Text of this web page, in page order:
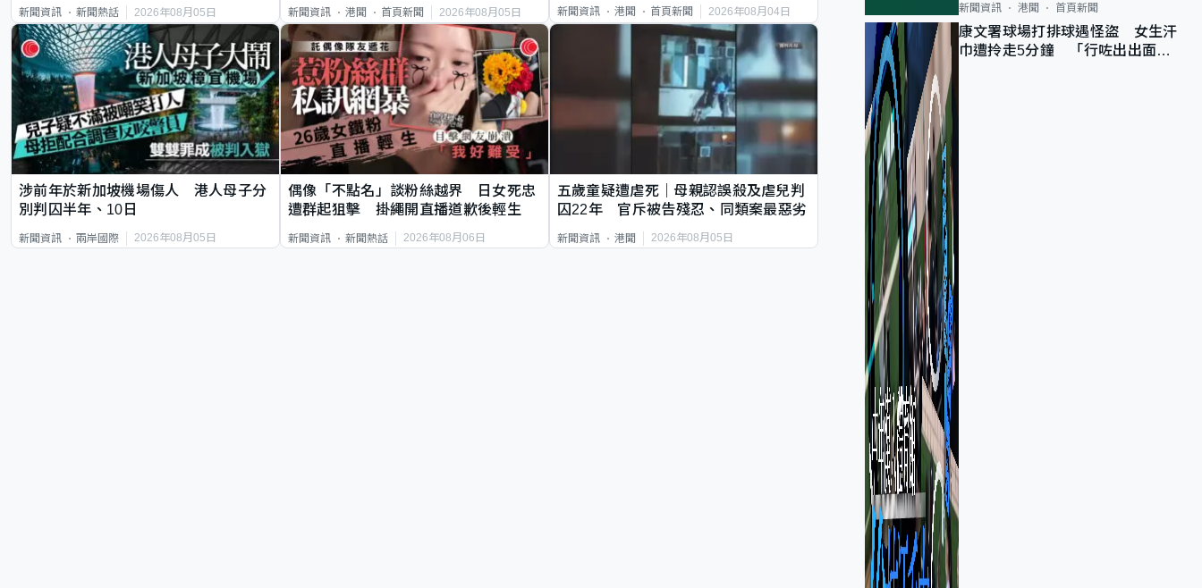
新聞資訊 新聞熱話 2026年08月05日 新聞資訊 港聞 首頁新聞 2026年08月05日 新聞資訊 港聞 首頁新聞 2026年08月04日
涉前年於新加坡機場傷人 港人母子分
別判囚半年、10日
新聞資訊 兩岸國際 2026年08月05日
偶像「不點名」談粉絲越界 日女死忠
遭群起狙擊 掛繩開直播道歉後輕生
新聞資訊 新聞熱話 2026年08月06日
五歲童疑遭虐死｜母親認誤殺及虐兒判
囚22年 官斥被告殘忍、同類案最惡劣
新聞資訊 港聞 2026年08月05日
新聞資訊 港聞 首頁新聞
康文署球場打排球遇怪盜 女生汗
巾遭拎走5分鐘 「行咗出出面唔